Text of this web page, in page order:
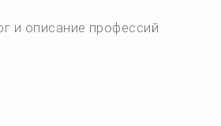
и описание профессий